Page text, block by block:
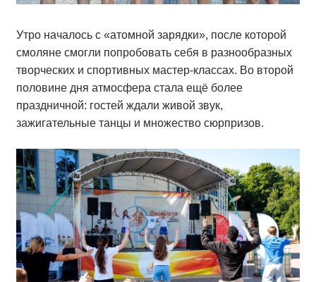
Утро началось с «атомной зарядки», после которой
смоляне смогли попробовать себя в разнообразных
творческих и спортивных мастер‑классах. Во второй
половине дня атмосфера стала ещё более
праздничной: гостей ждали живой звук,
зажигательные танцы и множество сюрпризов.